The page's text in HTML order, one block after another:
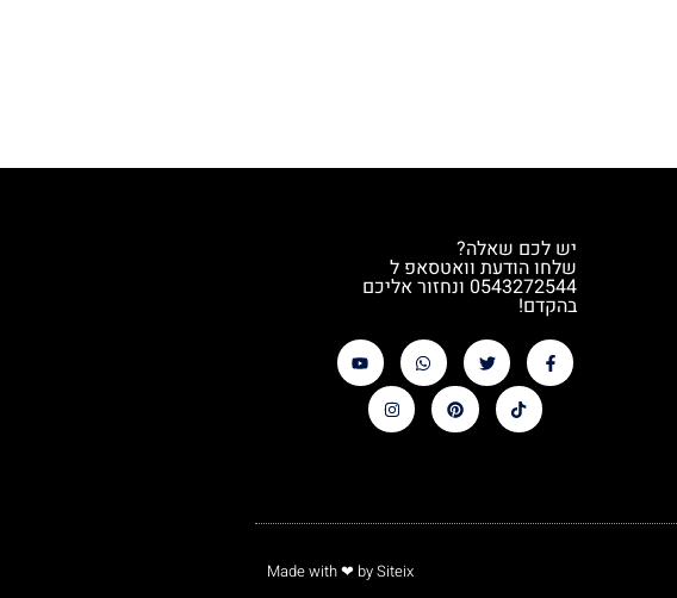
יש לכם שאלה?
שלחו הודעת וואטסאפ ל
0543272544 ונחזור אליכם
בהקדם!
Made with❤ by Siteix​​